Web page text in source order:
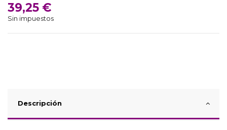
39,25 €
Sin impuestos
Descripción